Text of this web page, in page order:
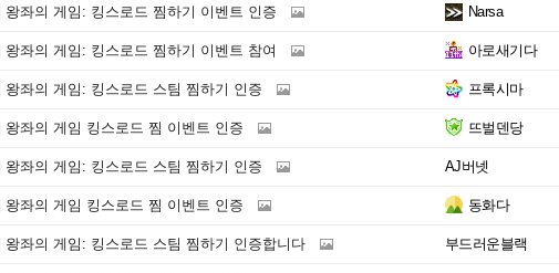
왕좌의 게임: 킹스로드 찜하기 이벤트 인증 Narsa
왕좌의 게임: 킹스로드 찜하기 이벤트 참여 아로새기다
왕좌의 게임: 킹스로드 스팀 찜하기 인증 프록시마
왕좌의 게임 킹스로드 찜 이벤트 인증 뜨벌덴당
왕좌의 게임: 킹스로드 스팀 찜하기 인증 AJ버넷
왕좌의 게임 킹스로드 찜 이벤트 인증 동화다
왕좌의 게임: 킹스로드 스팀 찜하기 인증합니다 부드러운블랙